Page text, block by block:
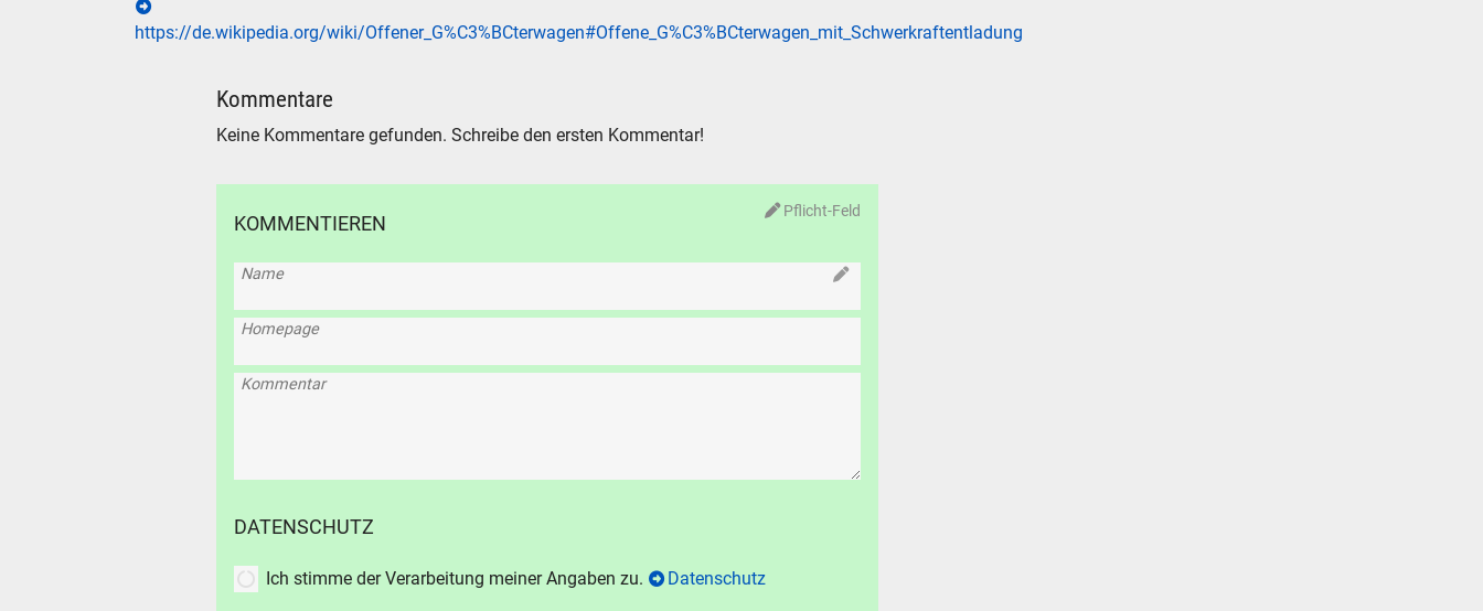
https://de.wikipedia.org/wiki/Offener_G%C3%BCterwagen#Offene_G%C3%BCterwagen_mit_Schwerkraftentladung
Kommentare
Keine Kommentare gefunden. Schreibe den ersten Kommentar!
Pflicht-Feld
KOMMENTIEREN
Name
Homepage
Kommentar
DATENSCHUTZ
Ich stimme der Verarbeitung meiner Angaben zu. Datenschutz
Suche ...